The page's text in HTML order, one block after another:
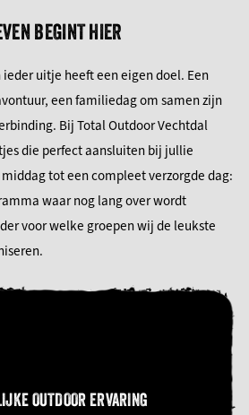
BEGINT HIER
ieder uitje heeft een eigen doel. Een
een familiedag om samen zijn
Bij Total Outdoor Vechtdal
die perfect aansluiten bij jullie
tot een compleet verzorgde dag:
waar nog lang over wordt
voor welke groepen wij de leukste
OUTDOOR ERVARING